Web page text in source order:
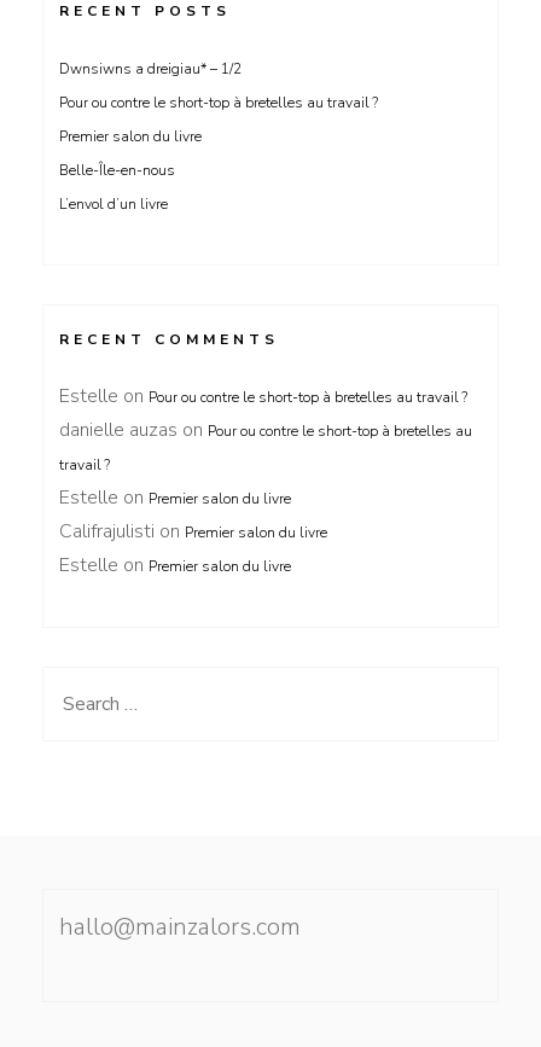
RECENT POSTS
Dwnsiwns a dreigiau* – 1/2
Pour ou contre le short-top à bretelles au travail ?
Premier salon du livre
Belle-Île-en-nous
L’envol d’un livre
RECENT COMMENTS
Estelle on Pour ou contre le short-top à bretelles au travail ?
danielle auzas on Pour ou contre le short-top à bretelles au
travail ?
Estelle on Premier salon du livre
Califrajulisti on Premier salon du livre
Estelle on Premier salon du livre
Search
hallo@mainzalors.com